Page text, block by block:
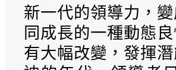
新一代的領導力，
同成長的一種動態
有大幅改變，發揮